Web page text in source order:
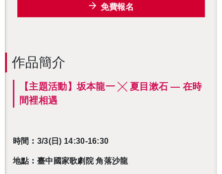
免費報名
作品簡介
【主題活動】坂本龍一 ╳ 夏目漱石 ― 在時
間裡相遇
時間︰3/3(日) 14:30-16:30
地點︰臺中國家歌劇院 角落沙龍